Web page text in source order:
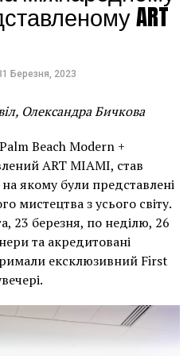
реакция со стороны
что из 75 тысяч
для нас очень важен этот
когда сможем вывезти
ART
Березня, 2023
Олександра Бичкова
Beach Modern +
ART MIAMI, став
якому були представлені
мистецтва з усього світу.
23 березня, по неділю, 26
та акредитовані
ексклюзивний First